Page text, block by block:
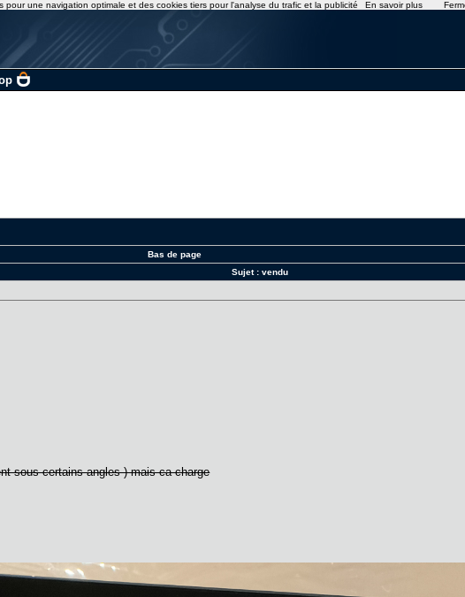
Bas de page
Sujet : vendu
sous certains angles ) mais ca charge
pour une navigation optimale et des cookies tiers pour l'analyse du trafic et la publicité En savoir plus